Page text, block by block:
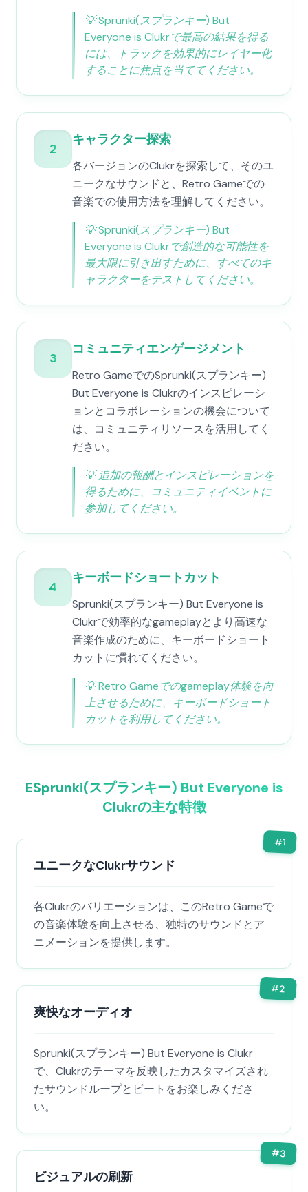
💡Sprunki(スプランキー) But
Everyone is Clukrで最高の結果を得る
には、トラックを効果的にレイヤー化
することに焦点を当ててください。
2
キャラクター探索
各バージョンのClukrを探索して、そのユ
ニークなサウンドと、Retro Gameでの
音楽での使用方法を理解してください。
💡Sprunki(スプランキー) But
Everyone is Clukrで創造的な可能性を
最大限に引き出すために、すべてのキ
ャラクターをテストしてください。
3
コミュニティエンゲージメント
Retro GameでのSprunki(スプランキー)
But Everyone is Clukrのインスピレーシ
ョンとコラボレーションの機会について
は、コミュニティリソースを活用してく
ださい。
💡追加の報酬とインスピレーションを
得るために、コミュニティイベントに
参加してください。
4
キーボードショートカット
Sprunki(スプランキー) But Everyone is
Clukrで効率的なgameplayとより高速な
音楽作成のために、キーボードショート
カットに慣れてください。
💡Retro Gameでのgameplay体験を向
上させるために、キーボードショート
カットを利用してください。
ESprunki(スプランキー) But Everyone is
Clukrの主な特徴
#1
ユニークなClukrサウンド
各Clukrのバリエーションは、このRetro Gameで
の音楽体験を向上させる、独特のサウンドとア
ニメーションを提供します。
#2
爽快なオーディオ
Sprunki(スプランキー) But Everyone is Clukr
で、Clukrのテーマを反映したカスタマイズされ
たサウンドループとビートをお楽しみくださ
い。
#3
ビジュアルの刷新